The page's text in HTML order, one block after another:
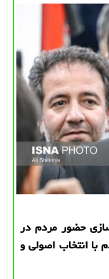
حضور مردم در
با انتخاب اصولی و